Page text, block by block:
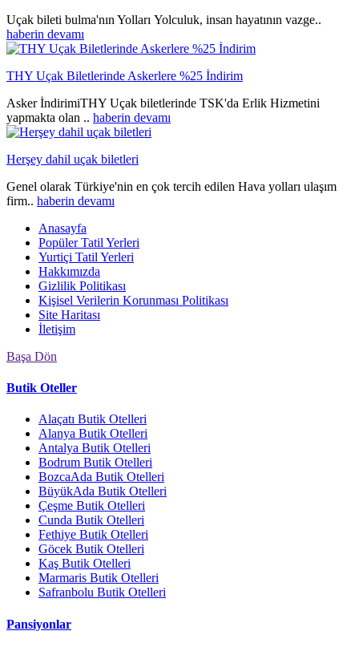
Uçak bileti bulma'nın Yolları Yolculuk, insan hayatının vazge..
haberin devamı
THY Uçak Biletlerinde Askerlere %25 İndirim
Asker İndirimiTHY Uçak biletlerinde TSK'da Erlik Hizmetini
yapmakta olan .. haberin devamı
Herşey dahil uçak biletleri
Genel olarak Türkiye'nin en çok tercih edilen Hava yolları ulaşım
firm.. haberin devamı
Anasayfa
Popüler Tatil Yerleri
Yurtiçi Tatil Yerleri
Hakkımızda
Gizlilik Politikası
Kişisel Verilerin Korunması Politikası
Site Haritası
İletişim
Başa Dön
Butik Oteller
Alaçatı Butik Otelleri
Alanya Butik Otelleri
Antalya Butik Otelleri
Bodrum Butik Otelleri
BozcaAda Butik Otelleri
BüyükAda Butik Otelleri
Çeşme Butik Otelleri
Cunda Butik Otelleri
Fethiye Butik Otelleri
Göcek Butik Otelleri
Kaş Butik Otelleri
Marmaris Butik Otelleri
Safranbolu Butik Otelleri
Pansiyonlar